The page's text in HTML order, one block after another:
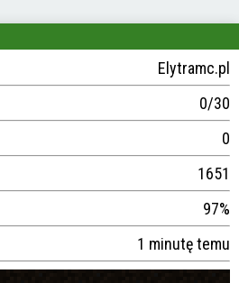
Elytramc.pl
0/30
0
1651
97%
1 minutę temu